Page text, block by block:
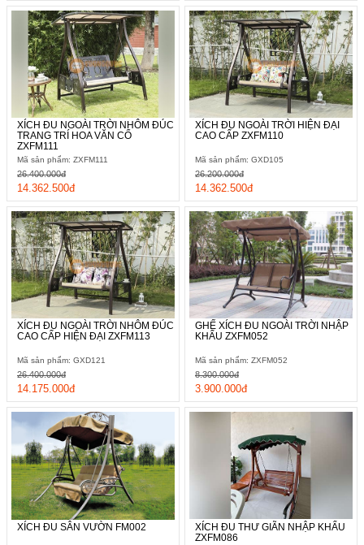
XÍCH ĐU NGOÀI TRỜI NHÔM ĐÚC
TRANG TRÍ HOA VĂN CỔ
ZXFM111
Mã sản phẩm: ZXFM111
14.362.500đ
26.400.000đ
XÍCH ĐU NGOÀI TRỜI HIỆN ĐẠI
CAO CẤP ZXFM110
Mã sản phẩm: GXD105
14.362.500đ
26.200.000đ
XÍCH ĐU NGOÀI TRỜI NHÔM ĐÚC
CAO CẤP HIỆN ĐẠI ZXFM113
Mã sản phẩm: GXD121
14.175.000đ
26.400.000đ
GHẾ XÍCH ĐU NGOÀI TRỜI NHẬP
KHẨU ZXFM052
Mã sản phẩm: ZXFM052
3.900.000đ
8.300.000đ
XÍCH ĐU SÂN VƯỜN FM002
XÍCH ĐU THƯ GIÃN NHẬP KHẨU
ZXFM086